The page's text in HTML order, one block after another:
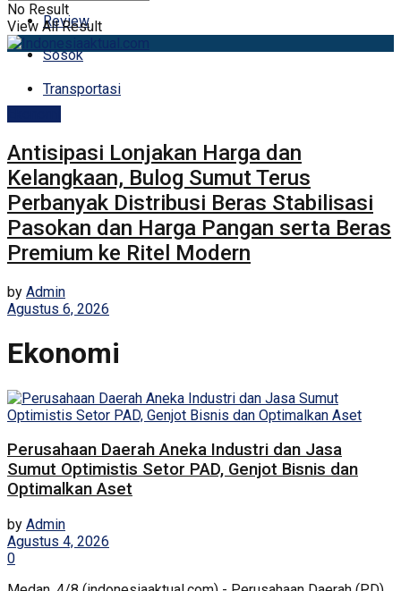
Review
Sosok
Transportasi
No Result
View All Result
Antisipasi Lonjakan Harga dan
Kelangkaan, Bulog Sumut Terus
Perbanyak Distribusi Beras Stabilisasi
Pasokan dan Harga Pangan serta Beras
Premium ke Ritel Modern
by Admin
Agustus 6, 2026
Ekonomi
Perusahaan Daerah Aneka Industri dan Jasa
Sumut Optimistis Setor PAD, Genjot Bisnis dan
Optimalkan Aset
by Admin
Agustus 4, 2026
0